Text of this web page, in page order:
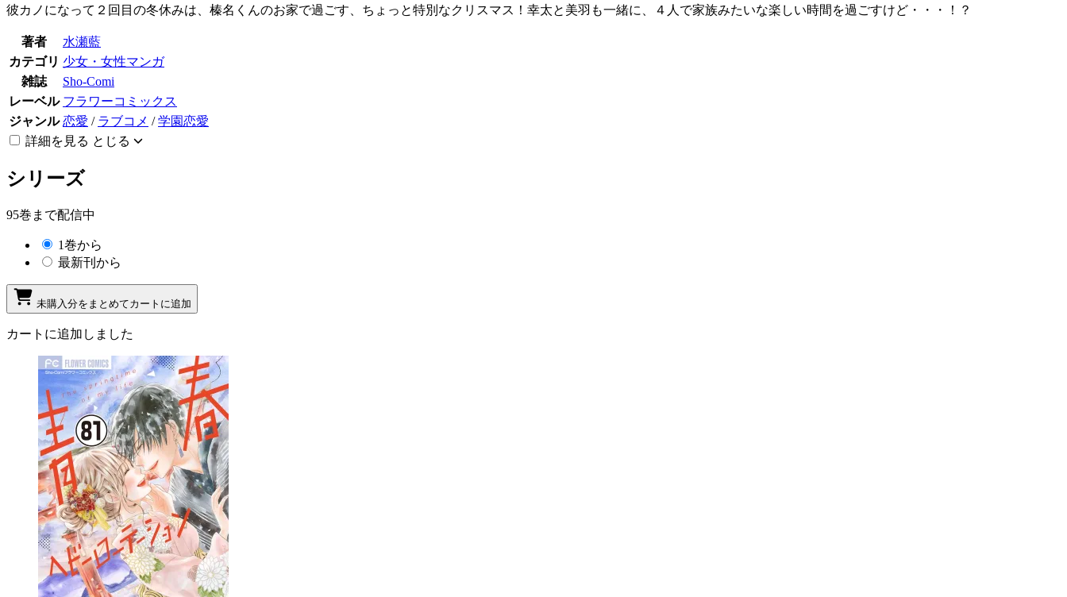
彼カノになって２回目の冬休みは、榛名くんのお家で過ごす、ちょっと特別なクリスマス！幸太と美羽も一緒に、４人で家族みたいな楽しい時間を過ごすけど・・・！？
著者
水瀬藍
カテゴリ 少女・女性マンガ
雑誌
Sho-Comi
レーベル フラワーコミックス
ジャンル 恋愛 / ラブコメ /学園恋愛
詳細を見る とじる
シリーズ
95巻まで配信中
1巻から
最新刊から
未購入分をまとめてカートに追加
カートに追加しました